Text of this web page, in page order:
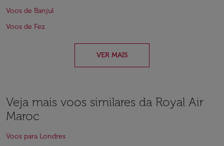
Voos de Banjul
Voos de Fez
VER MAIS
Veja mais voos similares da Royal Air
Maroc
Voos para Londres